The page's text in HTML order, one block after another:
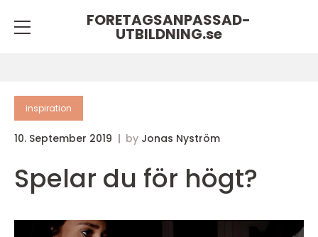
FORETAGSANPASSAD-
UTBILDNING.se
inspiration
10. September 2019 by Jonas Nyström
Spelar du för högt?